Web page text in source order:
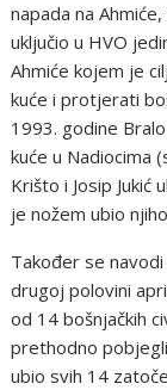
napada na
uključio u HVO
Ahmiće kojem je
kuće i protjerati
1993. godine
kuće u Nadiocima
Krišto i Josip Jukić
je nožem ubio
Također se
drugoj polovini
od 14 bošnjačkih
prethodno
ubio svih 14